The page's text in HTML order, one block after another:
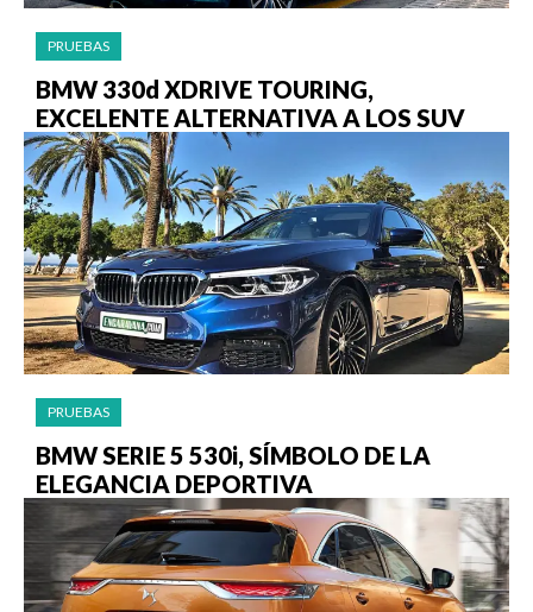
PRUEBAS
BMW 330d XDRIVE TOURING,
EXCELENTE ALTERNATIVA A LOS SUV
PRUEBAS
BMW SERIE 5 530i, SÍMBOLO DE LA
ELEGANCIA DEPORTIVA